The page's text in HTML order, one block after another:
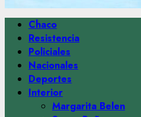
Menú
principal
Chaco
Resistencia
Policiales
Nacionales
Deportes
Interior
Margarita Belen